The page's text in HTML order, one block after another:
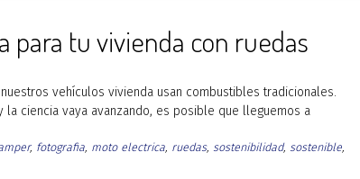
para tu vivienda con ruedas
vehículos vivienda usan combustibles tradicionales.
la ciencia vaya avanzando, es posible que lleguemos a
, fotografia, moto electrica, ruedas, sostenibilidad, sostenible,